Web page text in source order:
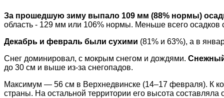
За прошедшую зиму выпало 109 мм (88% нормы)
область - 129 мм или 106% нормы. Меньше всего
Декабрь и февраль были сухими (81% и 63%), а в
Снег доминировал, с мокрым снегом и дождями.
до 30 см и выше из-за снегопадов.
Максимум — 56 см в Верхнедвинске (14–17 февраля). К
страны. На остальной территории его высота